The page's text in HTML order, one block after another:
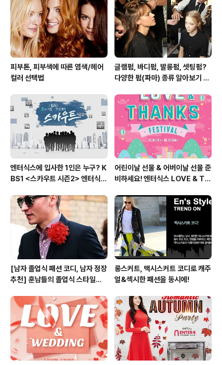
러, 우리 말로 하면 '살색'을 바른 모습 입니다. 무펄의 완벽
한 스킨톤, 누드 컬러를 발랐는데요, 너무 깔끔하..
피부톤, 피부색에 따른 염색/헤어
컬러 선택법
글램펌, 바디펌, 발롱펌, 셋팅펌?
다양한 펌(파마) 종류 알아보기 여
엔터식스에 입사한 1인은 누구? K
BS1 <스카우트 시즌2> 엔터식스
어린이날 선물 & 어버이날 선물 준
비하세요! 엔터식스 LOVE & TH
~ 05.10]
[남자 졸업식 패션 코디, 남자 정장
추천] 훈남들의 졸업식 스타일링
롱스커트, 맥시스커트 코디로 캐주
얼&섹시한 패션을 동시에!